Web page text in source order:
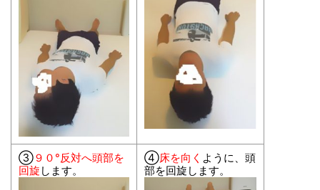
③９０°反対へ頭部を
回旋 します。
④床を向く ように、頭
部を回旋します。